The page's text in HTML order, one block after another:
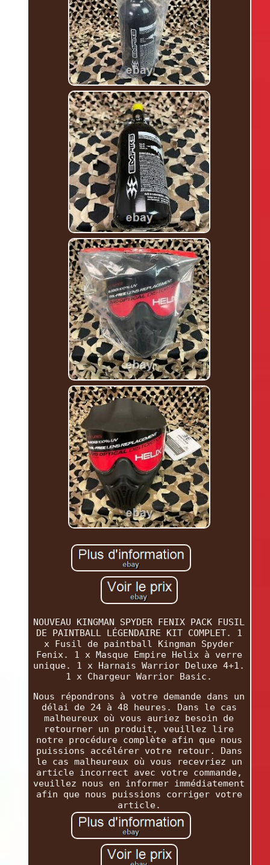
NOUVEAU KINGMAN SPYDER FENIX PACK FUSIL
DE PAINTBALL LÉGENDAIRE KIT COMPLET. 1
x Fusil de paintball Kingman Spyder
Fenix. 1 x Masque Empire Helix à verre
unique. 1 x Harnais Warrior Deluxe 4+1.
1 x Chargeur Warrior Basic.
Nous répondrons à votre demande dans un
délai de 24 à 48 heures. Dans le cas
malheureux où vous auriez besoin de
retourner un produit, veuillez lire
notre procédure complète afin que nous
puissions accélérer votre retour. Dans
le cas malheureux où vous recevriez un
article incorrect avec votre commande,
veuillez nous en informer immédiatement
afin que nous puissions corriger votre
article.